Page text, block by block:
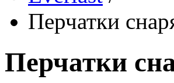
Перчатки
Перчатки